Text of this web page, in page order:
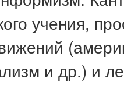
учения,
и др.) и